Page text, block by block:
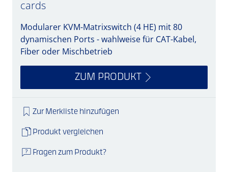
cards
Modularer KVM-Matrixswitch (4 HE) mit 80
dynamischen Ports - wahlweise für CAT-Kabel,
Fiber oder Mischbetrieb
ZUM PRODUKT
Zur Merkliste hinzufügen
Produkt vergleichen
Fragen zum Produkt?